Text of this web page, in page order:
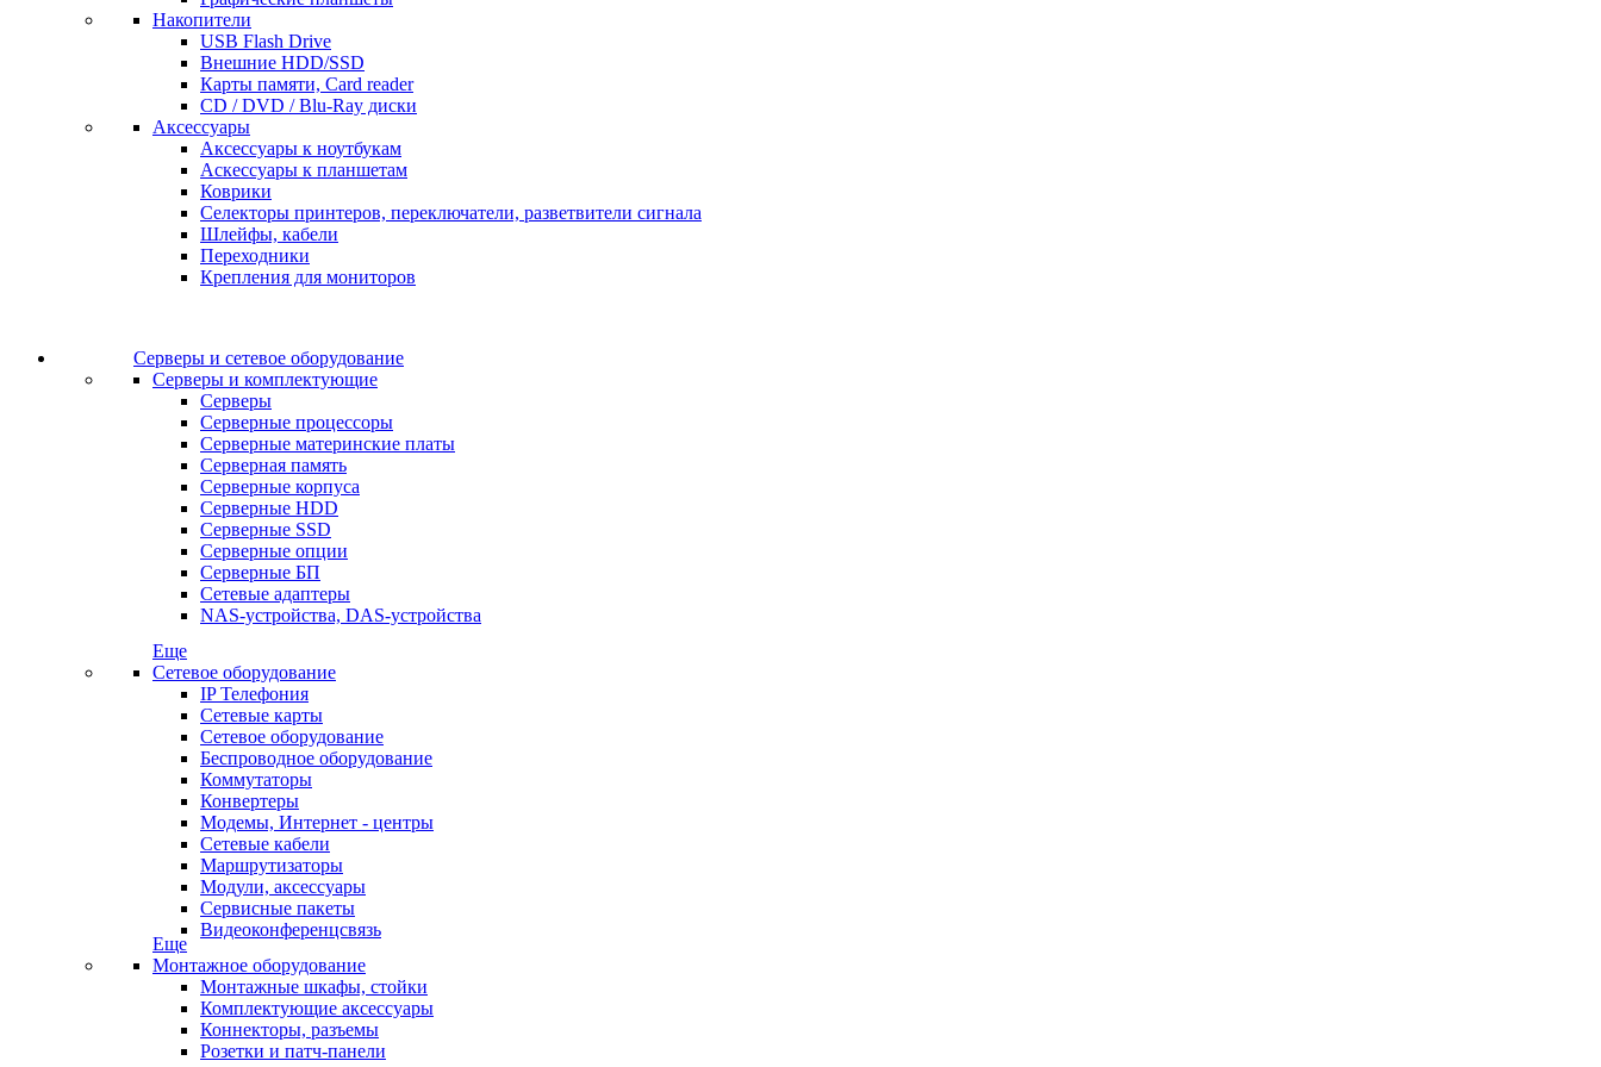
Накопители
USB Flash Drive
Внешние HDD/SSD
Карты памяти, Card reader
CD / DVD / Blu-Ray диски
Аксессуары
Аксессуары к ноутбукам
Аскессуары к планшетам
Коврики
Селекторы принтеров, переключатели, разветвители сигнала
Шлейфы, кабели
Переходники
Крепления для мониторов
Серверы и сетевое оборудование
Серверы и комплектующие
Серверы
Серверные процессоры
Серверные материнские платы
Серверная память
Серверные корпуса
Серверные HDD
Серверные SSD
Серверные опции
Серверные БП
Сетевые адаптеры
NAS-устройства, DAS-устройства
Еще
Сетевое оборудование
IP Телефония
Сетевые карты
Сетевое оборудование
Беспроводное оборудование
Коммутаторы
Конвертеры
Модемы, Интернет - центры
Сетевые кабели
Маршрутизаторы
Модули, аксессуары
Сервисные пакеты
Видеоконференцсвязь
Еще
Монтажное оборудование
Монтажные шкафы, стойки
Комплектующие аксессуары
Коннекторы, разъемы
Розетки и патч-панели